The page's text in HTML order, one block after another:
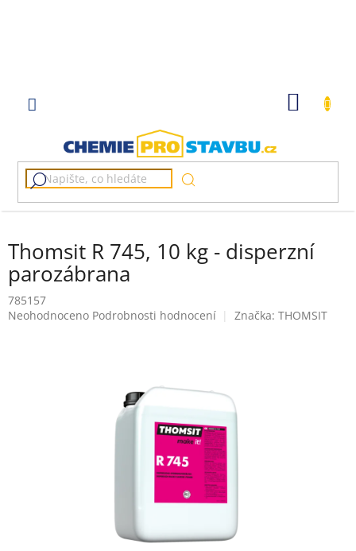
Thomsit R 745, 10 kg - disperzní
parozábrana
785157
Průměrné
Neohodnoceno Podrobnosti hodnocení Značka: THOMSIT